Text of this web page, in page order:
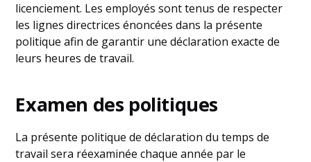
licenciement. Les employés sont tenus de respecter
les lignes directrices énoncées dans la présente
politique afin de garantir une déclaration exacte de
leurs heures de travail.
Examen des politiques
La présente politique de déclaration du temps de
travail sera réexaminée chaque année par le